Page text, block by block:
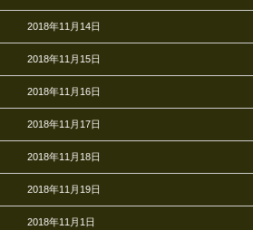
2018年11月14日
2018年11月15日
2018年11月16日
2018年11月17日
2018年11月18日
2018年11月19日
2018年11月1日